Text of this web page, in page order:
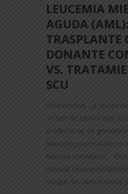
LEUCEMIA
AGUDA (AML):
TRASPLANTE
DONANTE
VS.
SCU
Enfermedad La
un tipo de cáncer que se
productoras de
blancos) provocando un
blancos inmaduros.
médula ósea
sangre. En ciertos casos